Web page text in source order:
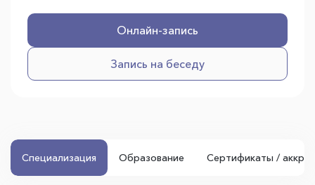
Онлайн-запись
Запись на беседу
Специализация Образование Сертификаты /